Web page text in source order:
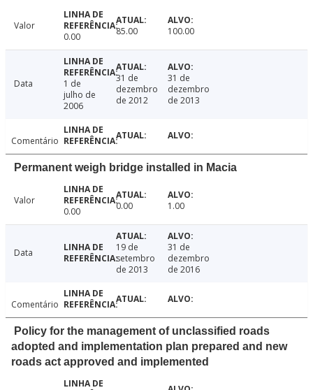
Valor
0.00
85.00 100.00
Data
1 de
julho de
2006
31 de
dezembro
de 2012
31 de
dezembro
de 2013
Comentário
Permanent weigh bridge installed in Macia
Valor
0.00
0.00 1.00
Data
19 de
setembro
de 2013
31 de
dezembro
de 2016
Comentário
Policy for the management of unclassified roads
adopted and implementation plan prepared and new
roads act approved and implemented